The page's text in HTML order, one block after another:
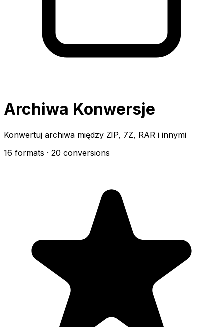
Archiwa Konwersje
Konwertuj archiwa między ZIP, 7Z, RAR i innymi
16 formats · 20 conversions